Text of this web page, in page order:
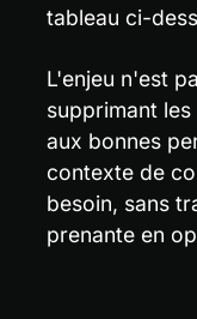
tableau ci-
L'enjeu n'est
supprimant
aux bonnes
contexte de
besoin, sans
prenante en